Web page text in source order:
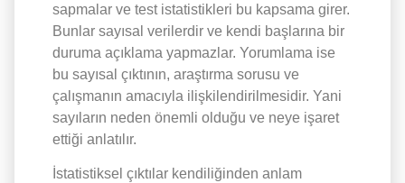
sapmalar ve test istatistikleri bu kapsama girer.
Bunlar sayısal verilerdir ve kendi başlarına bir
duruma açıklama yapmazlar. Yorumlama ise
bu sayısal çıktının, araştırma sorusu ve
çalışmanın amacıyla ilişkilendirilmesidir. Yani
sayıların neden önemli olduğu ve neye işaret
ettiği anlatılır.
İstatistiksel çıktılar kendiliğinden anlam